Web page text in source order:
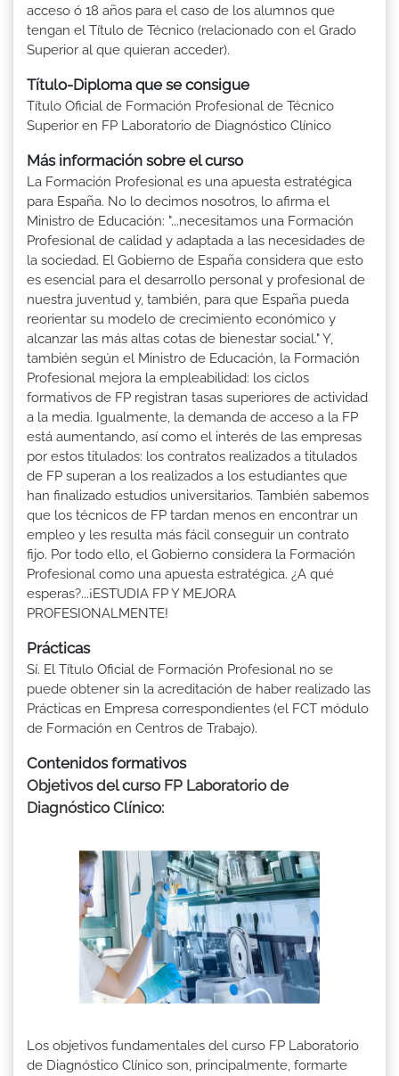
acceso ó 18 años para el caso de los alumnos que
tengan el Título de Técnico (relacionado con el Grado
Superior al que quieran acceder).
Título-Diploma que se consigue
Título Oficial de Formación Profesional de Técnico
Superior en FP Laboratorio de Diagnóstico Clínico
Más información sobre el curso
La Formación Profesional es una apuesta estratégica
para España. No lo decimos nosotros, lo afirma el
Ministro de Educación: "...necesitamos una Formación
Profesional de calidad y adaptada a las necesidades de
la sociedad. El Gobierno de España considera que esto
es esencial para el desarrollo personal y profesional de
nuestra juventud y, también, para que España pueda
reorientar su modelo de crecimiento económico y
alcanzar las más altas cotas de bienestar social." Y,
también según el Ministro de Educación, la Formación
Profesional mejora la empleabilidad: los ciclos
formativos de FP registran tasas superiores de actividad
a la media. Igualmente, la demanda de acceso a la FP
está aumentando, así como el interés de las empresas
por estos titulados: los contratos realizados a titulados
de FP superan a los realizados a los estudiantes que
han finalizado estudios universitarios. También sabemos
que los técnicos de FP tardan menos en encontrar un
empleo y les resulta más fácil conseguir un contrato
fijo. Por todo ello, el Gobierno considera la Formación
Profesional como una apuesta estratégica. ¿A qué
esperas?...¡ESTUDIA FP Y MEJORA
PROFESIONALMENTE!
Prácticas
Sí. El Título Oficial de Formación Profesional no se
puede obtener sin la acreditación de haber realizado las
Prácticas en Empresa correspondientes (el FCT módulo
de Formación en Centros de Trabajo).
Contenidos formativos
Objetivos del curso FP Laboratorio de
Diagnóstico Clínico:
Los objetivos fundamentales del curso FP Laboratorio
de Diagnóstico Clínico son, principalmente, formarte